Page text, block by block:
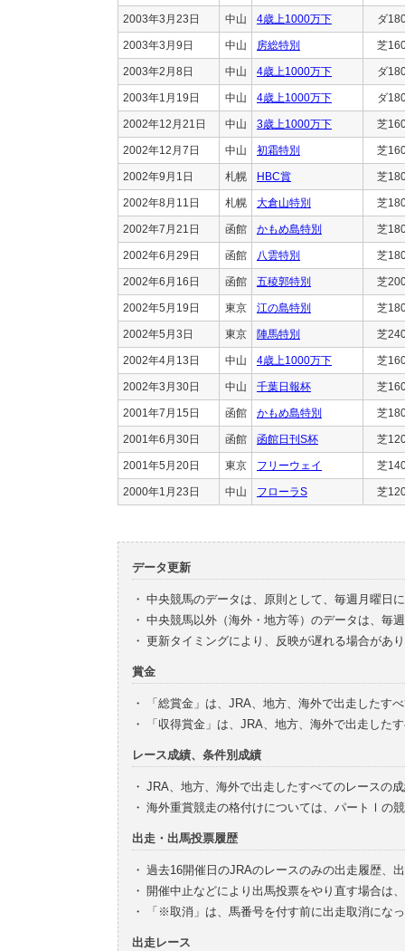
2003年3月23日 中山 4歳上1000万下 ダ
2003年3月9日 中山 房総特別 芝
2003年2月8日 中山 4歳上1000万下 ダ
2003年1月19日 中山 4歳上1000万下 ダ
2002年12月21日 中山 3歳上1000万下 芝
2002年12月7日 中山 初霜特別 芝
2002年9月1日 札幌 HBC賞 芝
2002年8月11日 札幌 大倉山特別 芝
2002年7月21日 函館 かもめ島特別 芝
2002年6月29日 函館 八雲特別 芝
2002年6月16日 函館 五稜郭特別 芝
2002年5月19日 東京 江の島特別 芝
2002年5月3日 東京 陣馬特別 芝
2002年4月13日 中山 4歳上1000万下 芝
2002年3月30日 中山 千葉日報杯 芝
2001年7月15日 函館 かもめ島特別 芝
2001年6月30日 函館 函館日刊S杯 芝
2001年5月20日 東京 フリーウェイ 芝
2000年1月23日 中山 フローラS 芝
データ更新
・ 中央競馬のデータは、原則として、毎週月曜日
・ 中央競馬以外（海外・地方等）のデータは、毎
・ 更新タイミングにより、反映が遅れる場合があ
賞金
・
「総賞金」は、JRA、地方、海外で出走したす
・
「収得賞金」は、JRA、地方、海外で出走した
レース成績、条件別成績
・ JRA、地方、海外で出走したすべてのレースの
・ 海外重賞競走の格付けについては、パートⅠの
出走・出馬投票履歴
・ 過去16開催日のJRAのレースのみの出走履歴、
・ 開催中止などにより出馬投票をやり直す場合は
・
「※取消」は、馬番号を付す前に出走取消にな
出走レース